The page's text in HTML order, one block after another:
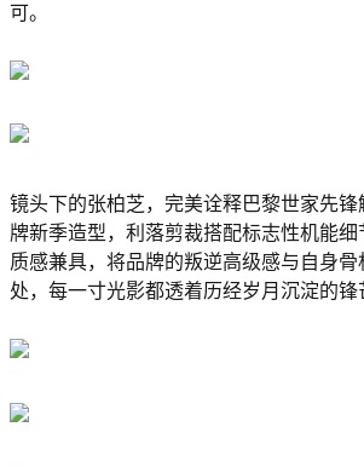
可。
镜头下的张柏芝，完美诠释巴黎世家先
牌新季造型，利落剪裁搭配标志性机能
质感兼具，将品牌的叛逆高级感与自身
处，每一寸光影都透着历经岁月沉淀的锋